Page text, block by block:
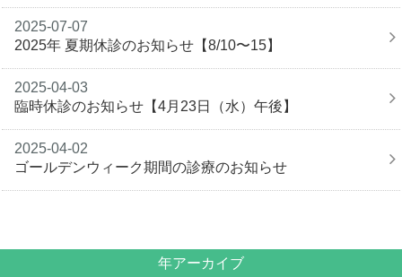
2025-07-07
2025年 夏期休診のお知らせ【8/10〜15】
2025-04-03
臨時休診のお知らせ【4月23日（水）午後】
2025-04-02
ゴールデンウィーク期間の診療のお知らせ
年アーカイブ